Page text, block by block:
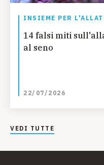
INSIEME PER
14 falsi miti
al seno
22/07/2026
VEDI TUTTE